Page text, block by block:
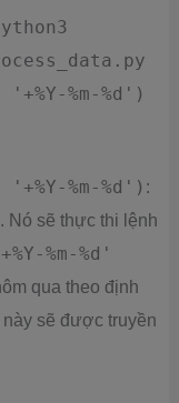
%m-%d')
%m-%d') :
Nó sẽ thực thi lệnh
%m-%d'
qua theo định
này sẽ được truyền